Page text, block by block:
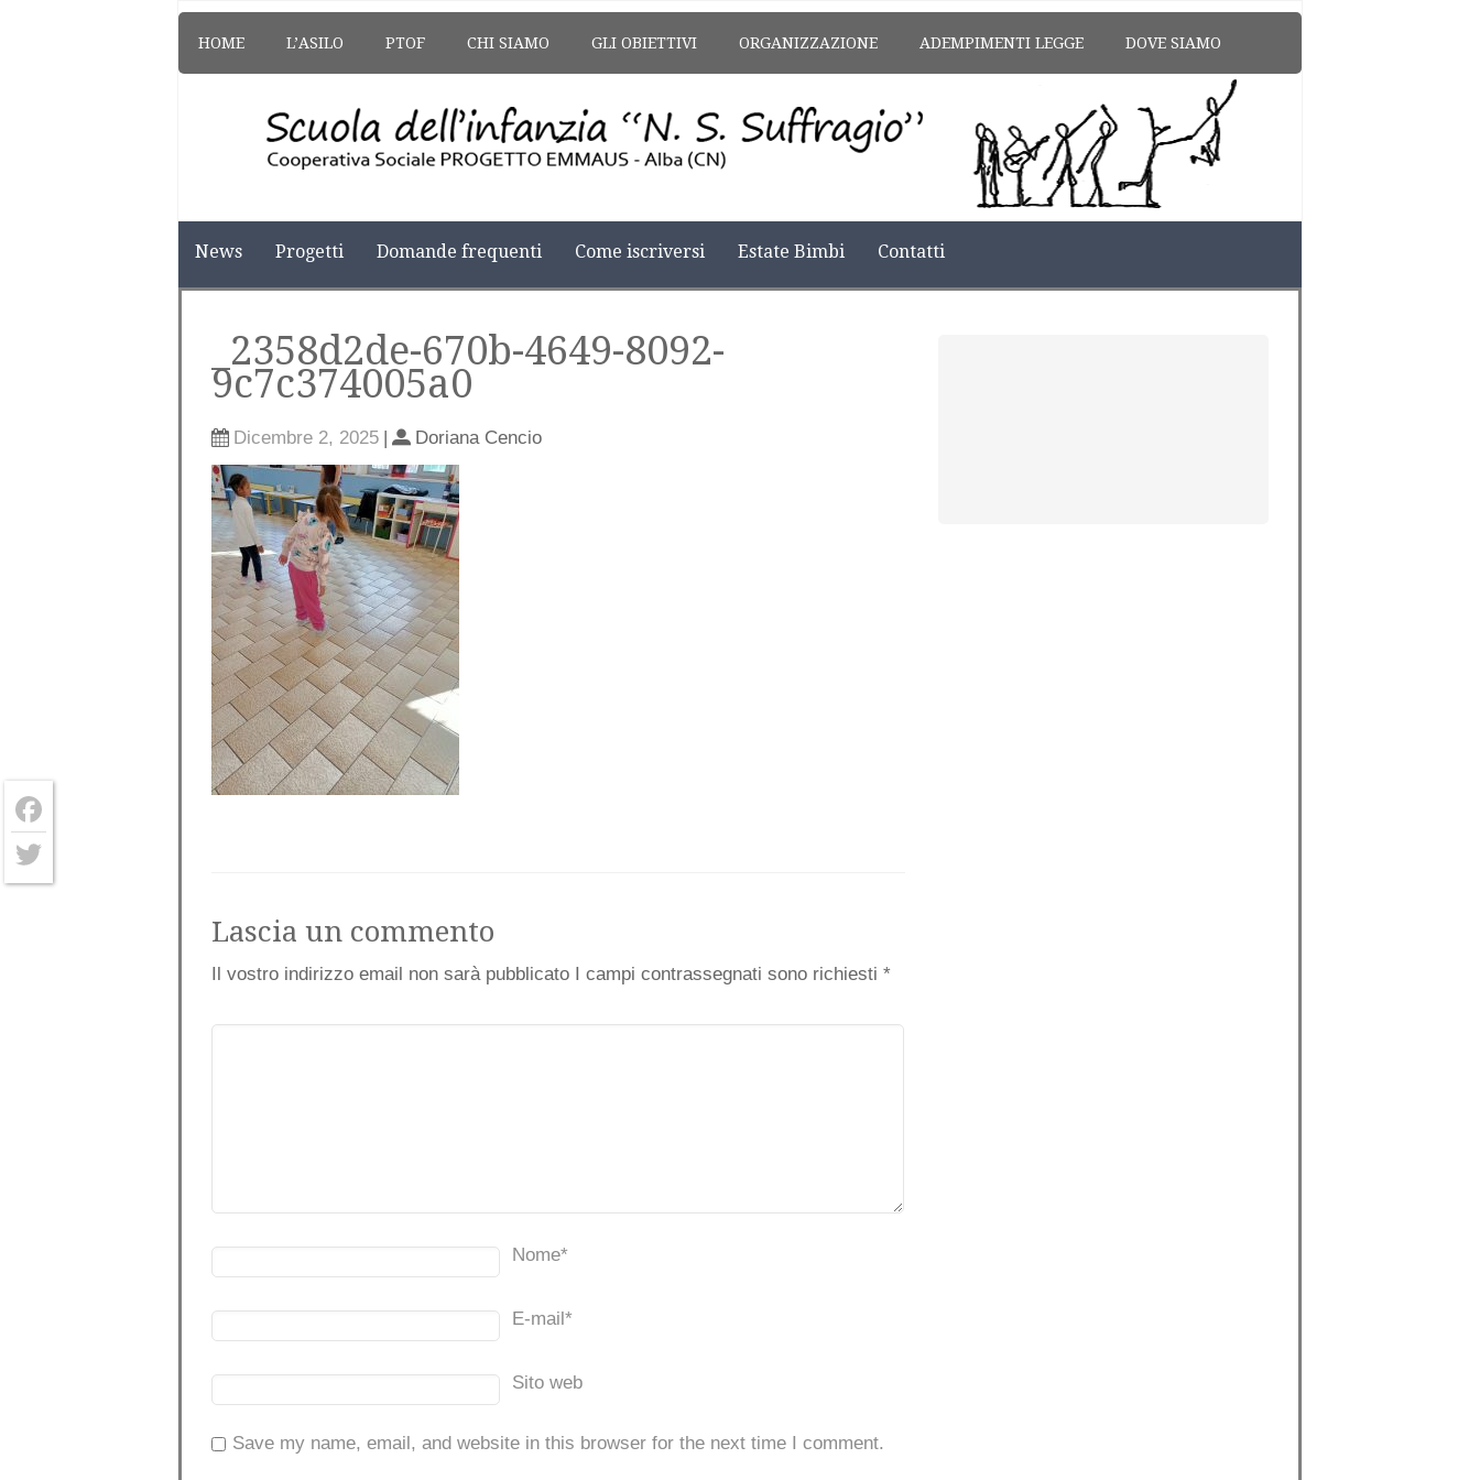
HOME L’ASILO PTOF CHI SIAMO GLI OBIETTIVI ORGANIZZAZIONE ADEMPIMENTI LEGGE DOVE SIAMO
News Progetti Domande frequenti Come iscriversi Estate Bimbi Contatti
_2358d2de-670b-4649-8092-
9c7c374005a0
Dicembre 2, 2025 | Doriana Cencio
Lascia un commento
Il vostro indirizzo email non sarà pubblicato I campi contrassegnati sono richiesti *
Nome*
E-mail *
Sito web
Save my name, email, and website in this browser for the next time I comment.
Facebook
Twitter